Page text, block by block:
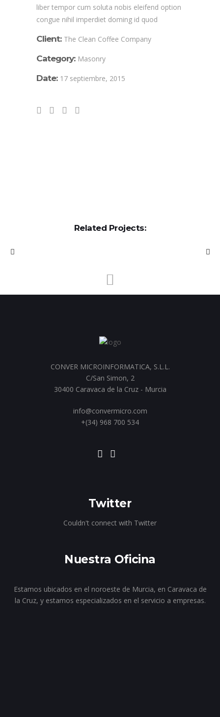
liber tempor cum soluta nobis eleifend option
congue nihil imperdiet doming id quod
Client: The Clean Coffee Company
Category: Masonry
Date: 17 septiembre, 2015
Related Projects:
CONVER MICROINFORMATICA, S.L.L.
C/San Simon, 2
30400 Caravaca de la Cruz - Murcia
info@convermicro.com
+(34) 968 700 534
Twitter
Couldn't connect with Twitter
Nuestra Oficina
Estamos ubicados en el noroeste de Murcia, en Caravaca de
la Cruz, y estamos especializados en el servicio a empresas.